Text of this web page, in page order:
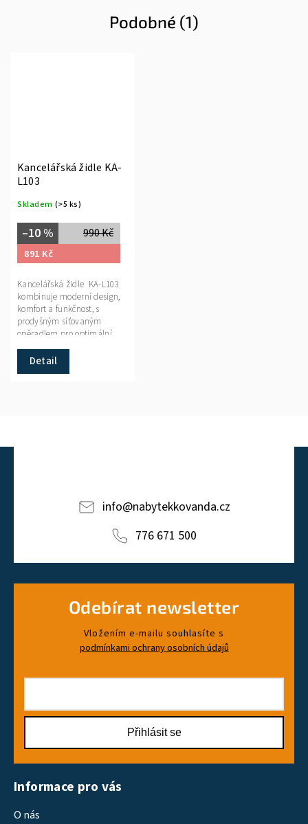
Podobné (1)
Kancelářská židle KA-
L103
Skladem (>5 ks)
990 Kč
–10 %
891 Kč
Detail
Kancelářská židle KA-L103
kombinuje moderní design,
komfort a funkčnost, s
prodyšným síťovaným
opěradlem pro optimální
cirkulaci vzduchu a
pohodlné sezení i při dlouhé
práci.
info@nabytekkovanda.cz
776 671 500
Odebírat newsletter
Vložením e-mailu souhlasíte s
podmínkami ochrany osobních údajů
Přihlásit se
Informace pro vás
O nás